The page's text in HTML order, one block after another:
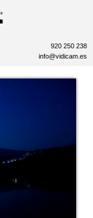
920 250 238
info@vidicam.es